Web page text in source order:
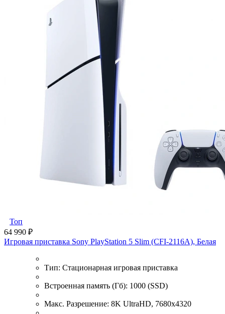
Топ
64 990 ₽
Игровая приставка Sony PlayStation 5 Slim (CFI-2116A), Белая
Тип: Стационарная игровая приставка
Встроенная память (Гб): 1000 (SSD)
Макс. Разрешение: 8K UltraHD, 7680x4320